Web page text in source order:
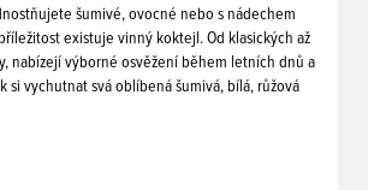
šumivé, ovocné nebo s nádechem
existuje vinný koktejl. Od klasických až
nabízejí výborné osvěžení během letních dnů a
si vychutnat svá oblíbená šumivá, bílá, růžová